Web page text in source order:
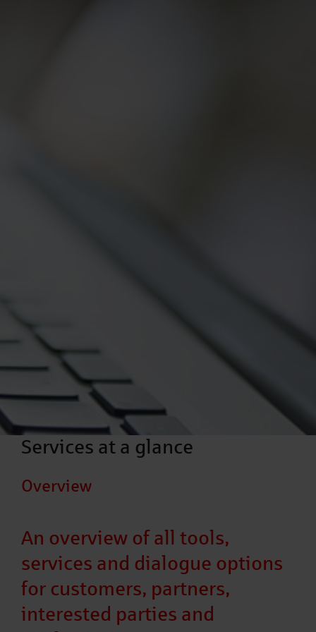
Services at a glance
Overview
An overview of all tools,
services and dialogue options
for customers, partners,
interested parties and